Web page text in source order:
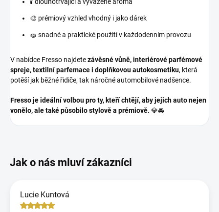
🕯️ dlouhotrvající a vyvážené aroma
🎨 prémiový vzhled vhodný i jako dárek
🧽 snadné a praktické použití v každodenním provozu
V nabídce Fresso najdetezávěsné vůně, interiérové parfémové
spreje, textilní parfemace i doplňkovou autokosmetiku, která
potěší jak běžné řidiče, tak náročné automobilové nadšence.
Fresso je ideální volbou pro ty, kteří chtějí, aby jejich auto nejen
vonělo, ale také působilo stylově a prémiově. 💎🚘
Lucie Kuntová